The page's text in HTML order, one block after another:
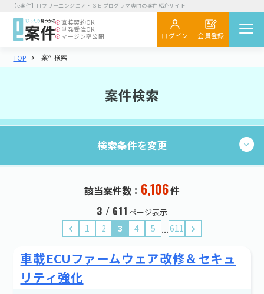
【e案件】ITフリーエンジニア・ＳＥプログラマ専門の案件紹介サイト
ログイン 会員登録
直接契約OK
単発受注OK
マージン率公開
案件を探す 閲覧履歴
エンジニア向け
初めてご利用の企業さまへ
お役立ち情報
e案件とは？
TOP 案件検索
案件検索
検索条件を変更
6,106
業種・職種を選択する
エリア
検索する
該当案件数： 6,106件
3 / 611 ページ表示
1 2 3 4 5 ...611
車載ECUファームウェア改修＆セキュ
リティ強化